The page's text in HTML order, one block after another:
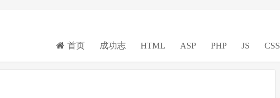
首页 成功志 HTML ASP PHP JS CSS